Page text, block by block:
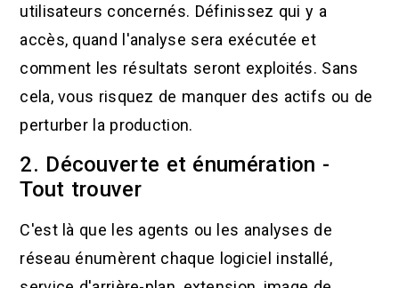
utilisateurs concernés. Définissez qui y a
accès, quand l'analyse sera exécutée et
comment les résultats seront exploités. Sans
cela, vous risquez de manquer des actifs ou de
perturber la production.
2. Découverte et énumération -
Tout trouver
C'est là que les agents ou les analyses de
réseau énumèrent chaque logiciel installé,